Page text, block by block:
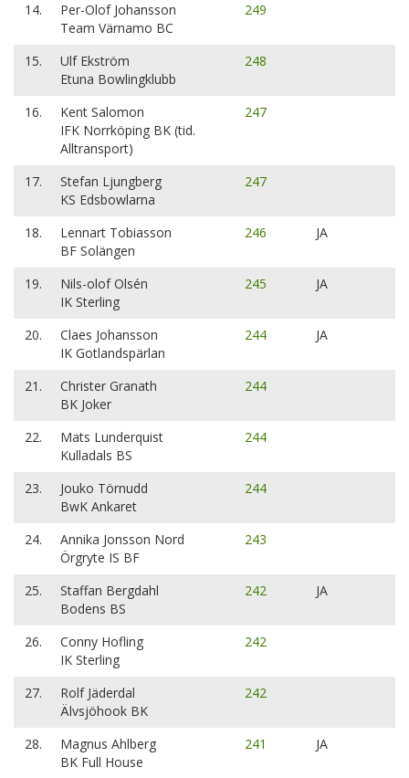
14.
Per-Olof Johansson
Team Värnamo BC
249
15.
Ulf Ekström
Etuna Bowlingklubb
248
16.
Kent Salomon
IFK Norrköping BK (tid.
Alltransport)
247
17.
Stefan Ljungberg
KS Edsbowlarna
247
18.
Lennart Tobiasson
BF Solängen
246 JA
19.
Nils-olof Olsén
IK Sterling
245 JA
20.
Claes Johansson
IK Gotlandspärlan
244 JA
21.
Christer Granath
BK Joker
244
22.
Mats Lunderquist
Kulladals BS
244
23.
Jouko Törnudd
BwK Ankaret
244
24.
Annika Jonsson Nord
Örgryte IS BF
243
25.
Staffan Bergdahl
Bodens BS
242 JA
26.
Conny Hofling
IK Sterling
242
27.
Rolf Jäderdal
Älvsjöhook BK
242
28.
Magnus Ahlberg
BK Full House
241 JA